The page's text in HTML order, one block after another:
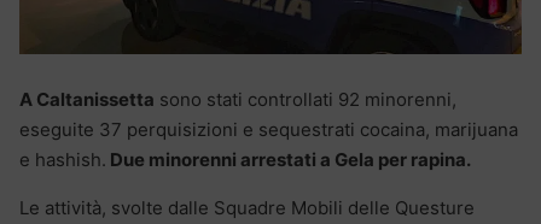
A Caltanissetta sono stati controllati 92 minorenni,
eseguite 37 perquisizioni e sequestrati cocaina, marijuana
e hashish. Due minorenni arrestati a Gela per rapina.
Le attività, svolte dalle Squadre Mobili delle Questure